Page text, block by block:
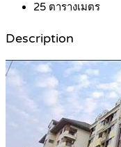
25 ตารางเมตร
Description